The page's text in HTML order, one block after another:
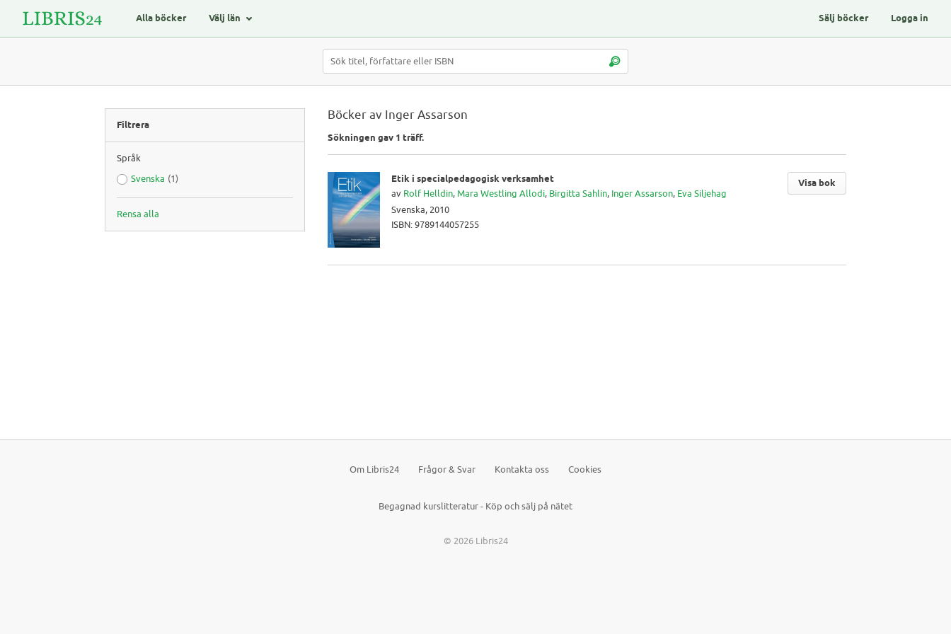
Alla böcker Välj län Sälj böcker Logga in
Filtrera
Språk
Svenska (1)
Rensa alla
Böcker av Inger Assarson
Sökningen gav 1 träff.
Etik i specialpedagogisk verksamhet
av Rolf Helldin, Mara Westling Allodi, Birgitta Sahlin, Inger Assarson, Eva Siljehag
Svenska, 2010
ISBN: 9789144057255
Visa bok
Om Libris24 Frågor & Svar Kontakta oss Cookies
Begagnad kurslitteratur - Köp och sälj på nätet
© 2026 Libris24